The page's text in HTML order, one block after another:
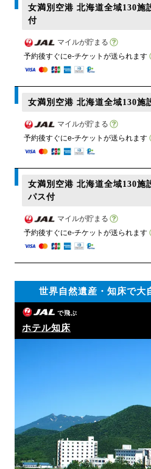
女満別空港 北海道全域130施
付
マイルが貯まる
予約後すぐにe-チケットが送られます
女満別空港 北海道全域130施
マイルが貯まる
予約後すぐにe-チケットが送られます
女満別空港 北海道全域130施
パス付
マイルが貯まる
予約後すぐにe-チケットが送られます
世界自然遺産・知床で大
で飛ぶ
ホテル知床